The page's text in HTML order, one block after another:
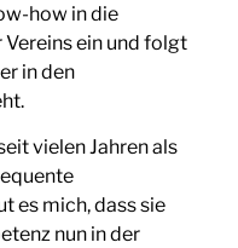
how in die
ein und folgt
in den
vielen Jahren als
es mich, dass sie
nun in der